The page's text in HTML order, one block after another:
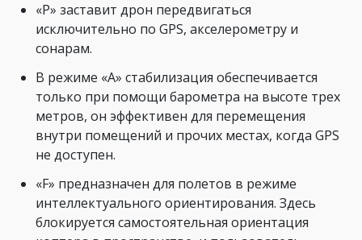
«P» заставит дрон передвигаться
исключительно по GPS, акселерометру и
сонарам.
В режиме «A» стабилизация обеспечивается
только при помощи барометра на высоте трех
метров, он эффективен для перемещения
внутри помещений и прочих местах, когда GPS
не доступен.
«F» предназначен для полетов в режиме
интеллектуального ориентирования. Здесь
блокируется самостоятельная ориентация